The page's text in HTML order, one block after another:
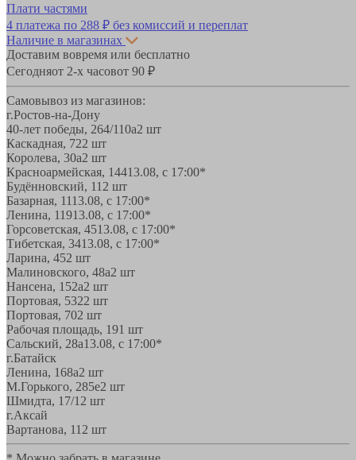
Плати частями
4 платежа по 288 ₽ без комиссий и переплат
Наличие в магазинах
Доставим вовремя или бесплатно
Сегодняот 2-х часовот 90 ₽
Самовывоз из магазинов:
г.Ростов-на-Дону
40-лет победы, 264/110а2 шт
Каскадная, 722 шт
Королева, 30а2 шт
Красноармейская, 14413.08, с 17:00*
Будённовский, 11 2 шт
Базарная, 1113.08, с 17:00*
Ленина, 11913.08, с 17:00*
Горсоветская, 4513.08, с 17:00*
Тибетская, 3413.08, с 17:00*
Ларина, 452 шт
Малиновского, 48а2 шт
Нансена, 152а2 шт
Портовая, 5322 шт
Портовая, 702 шт
Рабочая площадь, 191 шт
Сальский, 28a13.08, с 17:00*
г.Батайск
Ленина, 168а2 шт
М.Горького, 285е2 шт
Шмидта, 17/1 2 шт
г.Аксай
Вартанова, 11 2 шт